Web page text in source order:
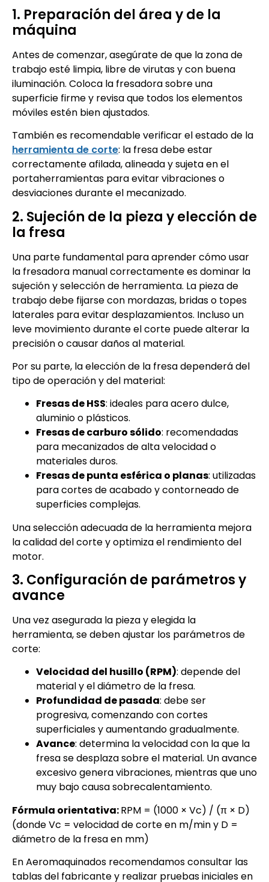
1. Preparación del área y de la
máquina
Antes de comenzar, asegúrate de que la zona de
trabajo esté limpia, libre de virutas y con buena
iluminación. Coloca la fresadora sobre una
superficie firme y revisa que todos los elementos
móviles estén bien ajustados.
También es recomendable verificar el estado de la
herramienta de corte: la fresa debe estar
correctamente afilada, alineada y sujeta en el
portaherramientas para evitar vibraciones o
desviaciones durante el mecanizado.
2. Sujeción de la pieza y elección de
la fresa
Una parte fundamental para aprender cómo usar
la fresadora manual correctamente es dominar la
sujeción y selección de herramienta. La pieza de
trabajo debe fijarse con mordazas, bridas o topes
laterales para evitar desplazamientos. Incluso un
leve movimiento durante el corte puede alterar la
precisión o causar daños al material.
Por su parte, la elección de la fresa dependerá del
tipo de operación y del material:
Fresas de HSS: ideales para acero dulce,
aluminio o plásticos.
Fresas de carburo sólido: recomendadas
para mecanizados de alta velocidad o
materiales duros.
Fresas de punta esférica o planas: utilizadas
para cortes de acabado y contorneado de
superficies complejas.
Una selección adecuada de la herramienta mejora
la calidad del corte y optimiza el rendimiento del
motor.
3. Configuración de parámetros y
avance
Una vez asegurada la pieza y elegida la
herramienta, se deben ajustar los parámetros de
corte:
Velocidad del husillo (RPM): depende del
material y el diámetro de la fresa.
Profundidad de pasada: debe ser
progresiva, comenzando con cortes
superficiales y aumentando gradualmente.
Avance: determina la velocidad con la que la
fresa se desplaza sobre el material. Un avance
excesivo genera vibraciones, mientras que uno
muy bajo causa sobrecalentamiento.
Fórmula orientativa:RPM = (1000 × Vc) / (π × D)
(donde Vc = velocidad de corte en m/min y D =
diámetro de la fresa en mm)
En Aeromaquinados recomendamos consultar las
tablas del fabricante y realizar pruebas iniciales en